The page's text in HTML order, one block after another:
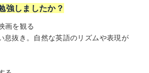
強しましたか？
画を観る
抜き。自然な英語のリズムや表現が